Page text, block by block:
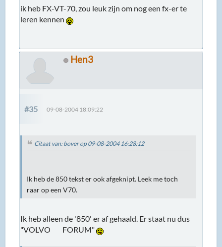
ik heb FX-VT-70, zou leuk zijn om nog een fx-er te
leren kennen
Hen3
#35 09-08-2004 18:09:22
Citaat van: bover op 09-08-2004 16:28:12
Ik heb de 850 tekst er ook afgeknipt. Leek me toch
raar op een V70.
Ik heb alleen de '850' er af gehaald. Er staat nu dus
"VOLVO FORUM"